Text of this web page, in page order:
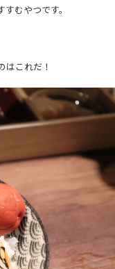
むやつです。
はこれだ！